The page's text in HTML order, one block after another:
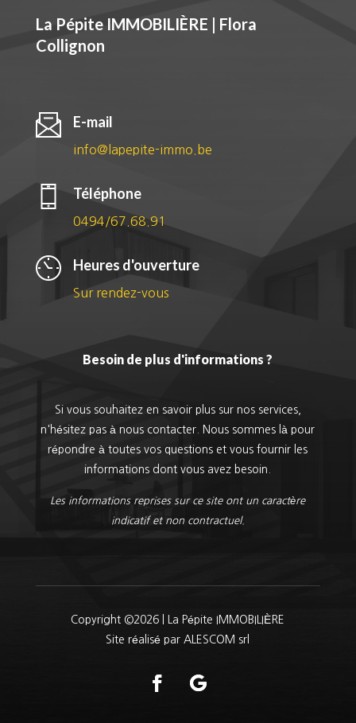
La Pépite IMMOBILIÈRE | Flora
Collignon
E-mail
info@lapepite-immo.be
Téléphone
0494/67.68.91
Heures d'ouverture
Sur rendez-vous
Besoin de plus d'informations ?
Si vous souhaitez en savoir plus sur nos services,
n'hésitez pas à nous contacter. Nous sommes là pour
répondre à toutes vos questions et vous fournir les
informations dont vous avez besoin.
Les informations reprises sur ce site ont un caractère
indicatif et non contractuel.
Copyright ©2026 | La Pépite IMMOBILIÈRE
Site réalisé par ALESCOM srl